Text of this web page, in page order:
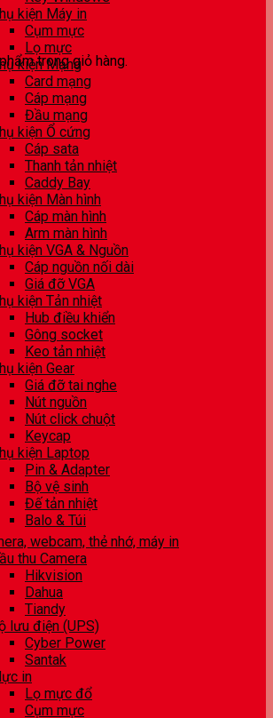
trong giỏ hàng.
kiện Máy in
Cụm mực
Lọ mực
kiện Mạng
Card mạng
Cáp mạng
Đầu mạng
kiện Ổ cứng
Cáp sata
Thanh tản nhiệt
Caddy Bay
kiện Màn hình
Cáp màn hình
Arm màn hình
kiện VGA & Nguồn
Cáp nguồn nối dài
Giá đỡ VGA
kiện Tản nhiệt
Hub điều khiển
Gông socket
Keo tản nhiệt
kiện Gear
Giá đỡ tai nghe
Nút nguồn
Nút click chuột
Keycap
kiện Laptop
Pin & Adapter
Bộ vệ sinh
Đế tản nhiệt
Balo & Túi
webcam, thẻ nhớ, máy in
thu Camera
Hikvision
Dahua
Tiandy
lưu điện (UPS)
Cyber Power
Santak
in
Lọ mực đổ
Cụm mực